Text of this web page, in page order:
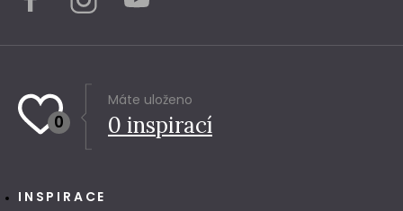
0
Máte uloženo
0 inspirací
INSPIRACE